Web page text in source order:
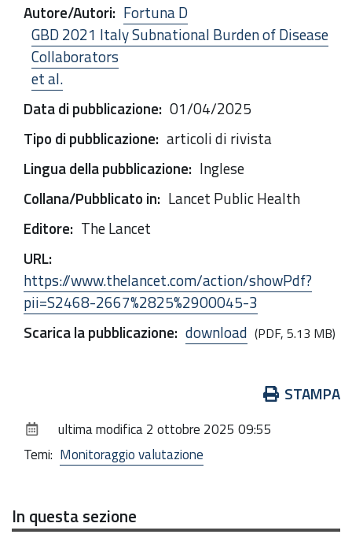
Autore/Autori: Fortuna D
GBD 2021 Italy Subnational Burden of Disease
Collaborators
et al.
Data di pubblicazione: 01/04/2025
Tipo di pubblicazione: articoli di rivista
Lingua della pubblicazione: Inglese
Collana/Pubblicato in: Lancet Public Health
Editore: The Lancet
URL:
https://www.thelancet.com/action/showPdf?
pii=S2468-2667%2825%2900045-3
Scarica la pubblicazione: download (PDF, 5.13 MB)
documento
STAMPA
ultima modifica2 ottobre 2025 09:55
Temi: Monitoraggio valutazione
In questa sezione